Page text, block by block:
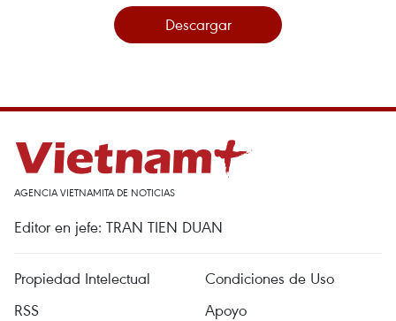
Descargar
AGENCIA VIETNAMITA DE NOTICIAS
Editor en jefe: TRAN TIEN DUAN
Propiedad Intelectual
Condiciones de Uso
RSS
Apoyo